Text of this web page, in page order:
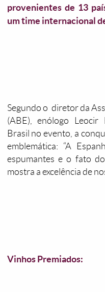
provenientes de 13
um time internacional
Segundo o diretor da
(ABE), enólogo
Brasil no evento, a
emblemática: “A
espumantes e o fato
mostra a excelência de
Vinhos Premiados: